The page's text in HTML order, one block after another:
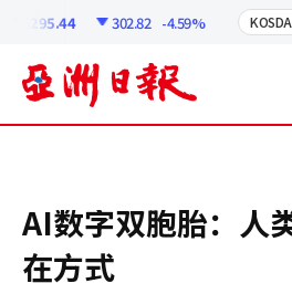
6295.44 302.82 -4.59% KOSDAQ
AI数字双胞胎：人
在方式